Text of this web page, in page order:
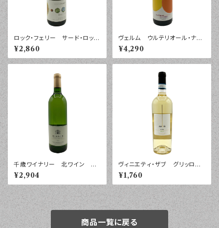
ロック・フェリー サード・ロッ
ク ソーヴィニヨン・ブラン マ
ールボロ ２０２４年 ７５０ｍ
ｌ
¥2,860
ヴェルム ウルテリオール・ナラ
ンハ カスティーリャ・ラ・マンチ
ャ ２０２３年 ７５０ｍｌ
¥4,290
千歳ワイナリー 北ワイン ケ
ルナー ２０２４年 ７５０ｍｌ
¥2,904
ヴィニエティ・ザブ グリッロ
シチリア ２０２５年 ７５０ｍｌ
¥1,760
商品一覧に戻る